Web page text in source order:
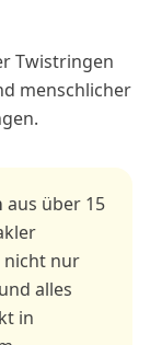
Twistringen
menschlicher
aus über 15
nicht nur
alles
in